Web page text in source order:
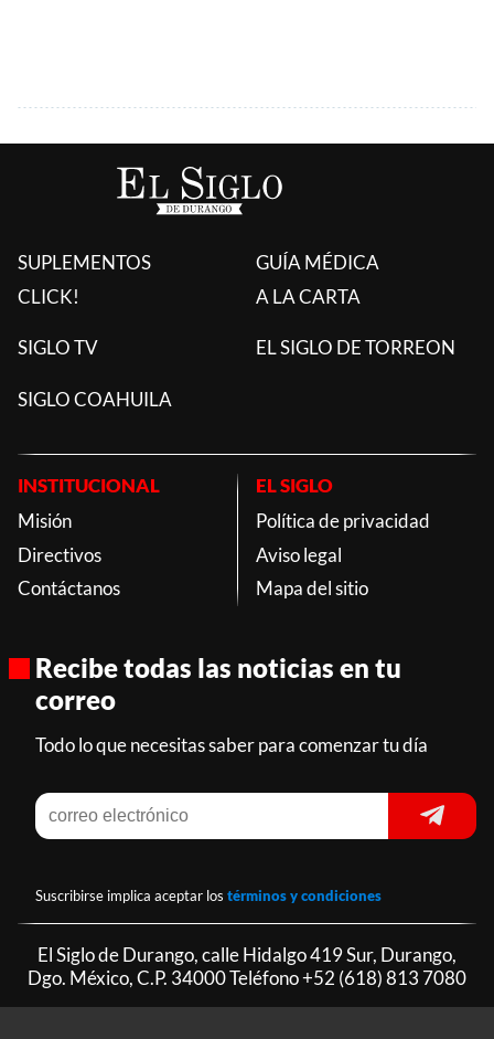
SUPLEMENTOS
CLICK!
GUÍA MÉDICA
A LA CARTA
SIGLO TV EL SIGLO DE TORREON
SIGLO COAHUILA
INSTITUCIONAL
Misión
Directivos
Contáctanos
EL SIGLO
Política de privacidad
Aviso legal
Mapa del sitio
Recibe todas las noticias en tu
correo
Todo lo que necesitas saber para comenzar tu día
Suscribirse implica aceptar los términos y condiciones
El Siglo de Durango, calle Hidalgo 419 Sur, Durango,
Dgo. México, C.P. 34000 Teléfono+52 (618) 813 7080